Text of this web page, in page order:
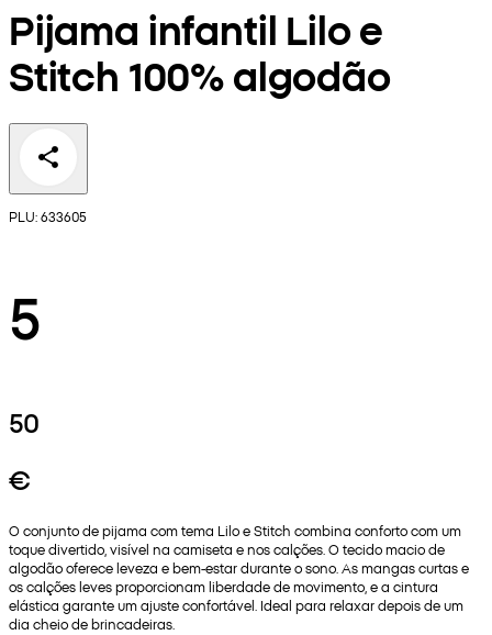
Pijama infantil Lilo e
Stitch 100% algodão
PLU: 633605
5
50
€
O conjunto de pijama com tema Lilo e Stitch combina conforto com um
toque divertido, visível na camiseta e nos calções. O tecido macio de
algodão oferece leveza e bem-estar durante o sono. As mangas curtas e
os calções leves proporcionam liberdade de movimento, e a cintura
elástica garante um ajuste confortável. Ideal para relaxar depois de um
dia cheio de brincadeiras.